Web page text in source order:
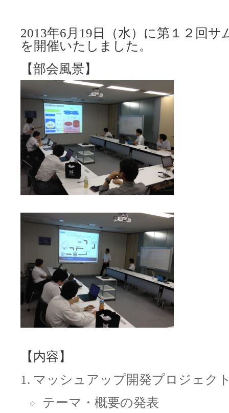
2013年6月19日（水）に第１２回
を開催いたしました。
【部会風景】
【内容】
マッシュアップ開発プロジェク
テーマ・概要の発表